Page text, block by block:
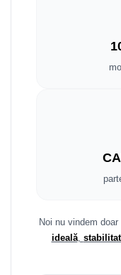
Daihatsu
Rame adaptoare
Rame adaptoare Iveco
Rame adaptoare Land
Noi nu vindem
ideală,